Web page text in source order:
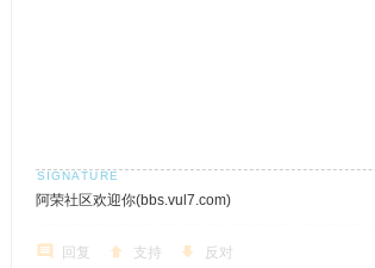
阿荣社区欢迎你(bbs.vul7.com)
回复 支持 反对